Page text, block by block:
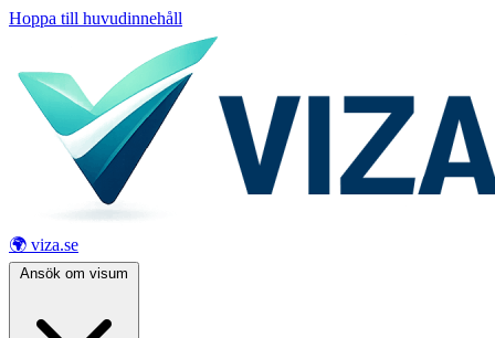
Hoppa till huvudinnehåll
🌍 viza.se
Ansök om visum